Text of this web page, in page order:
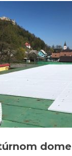
dome